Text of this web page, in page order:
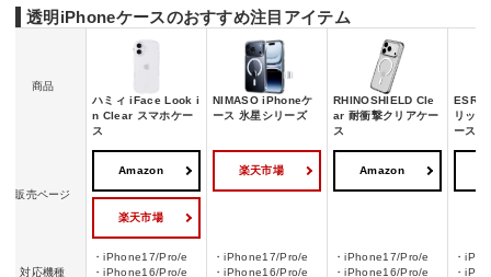
透明iPhoneケースの売れ筋ランキングをチェック
透明iPhoneケースのおすすめ注目アイテム
商品
ハミィ iFace Look i
n Clear スマホケー
ス
NIMASO iPhoneケ
ース 氷星シリーズ
RHINOSHIELD Cle
ar 耐衝撃クリアケー
ス
ESR
リッ
ース
販売ページ
Amazon
楽天市場
楽天市場 Amazon
対応機種
・iPhone17/Pro/e
・iPhone16/Pro/e
・iPhone17/Pro/e
・iPhone16/Pro/e
・iPhone17/Pro/e
・iPhone16/Pro/e
・
・